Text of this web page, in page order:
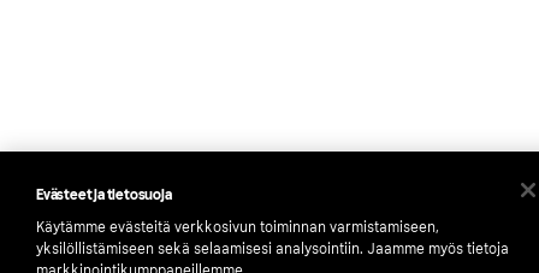
Evästeet ja tietosuoja
Käytämme evästeitä verkkosivun toiminnan varmistamiseen,
yksilöllistämiseen sekä selaamisesi analysointiin. Jaamme myös tietoja